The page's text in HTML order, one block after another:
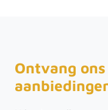
Ontvang